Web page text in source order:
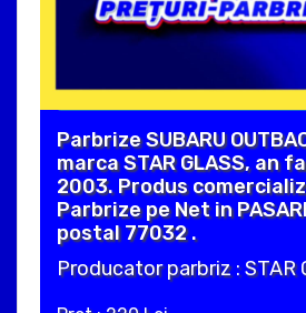
Parbrize SUBARU
marca STAR GLASS, an
2003. Produs
Parbrize pe Net in
postal 77032 .
Producator parbriz : STAR